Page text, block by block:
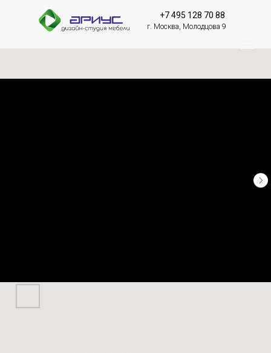
+7 495 128 70 88
г. Москва, Молодцова 9